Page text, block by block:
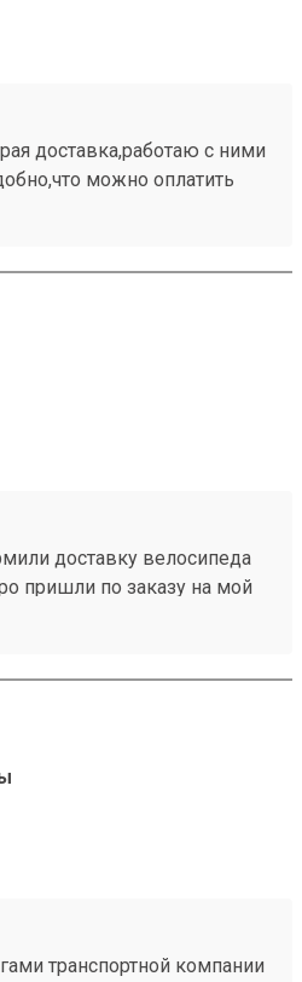
доставка,работаю с ними
можно оплатить
доставку велосипеда
пришли по заказу на мой
есть телеграмм бот, что
ответили, менеджер
и все. Все супер
транспортной компании